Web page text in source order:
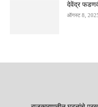
देवेंद्र
ऑगस्ट 8,